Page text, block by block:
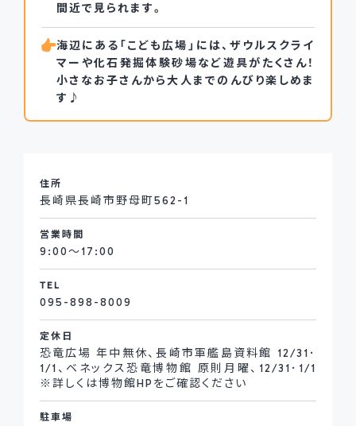
間近で見られます。
海辺にある「こども広場」には、ザウルスクライ
マーや化石発掘体験砂場など遊具がたくさん！
小さなお子さんから大人までのんびり楽しめま
す♪
住所
長崎県長崎市野母町562-1
営業時間
9:00～17:00
TEL
095-898-8009
定休日
恐竜広場 年中無休、長崎市軍艦島資料館 12/31･
1/1、ベネックス恐竜博物館 原則月曜、12/31･1/1
※詳しくは博物館HPをご確認ください
駐車場